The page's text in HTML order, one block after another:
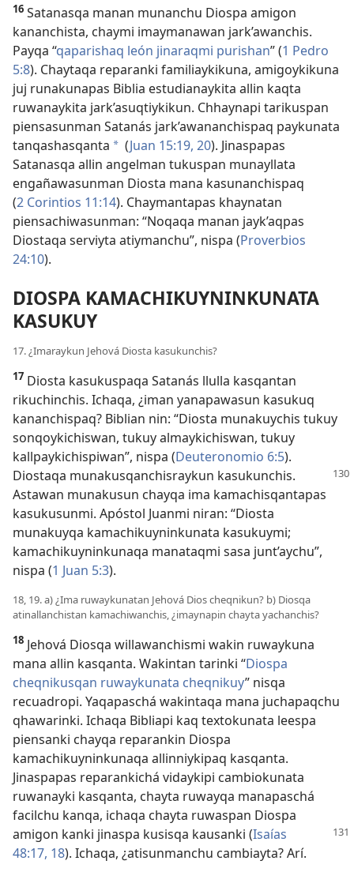
16 Satanasqa manan munanchu Diospa amigon
kananchista, chaymi imaymanawan jark’awanchis.
Payqa “qaparishaq león jinaraqmi purishan” (1 Pedro
5:8). Chaytaqa reparanki familiaykikuna, amigoykikuna
juj runakunapas Biblia estudianaykita allin kaqta
ruwanaykita jark’asuqtiykikun. Chhaynapi tarikuspan
piensasunman Satanás jark’awananchispaq paykunata
tanqashasqanta a (Juan 15:19, 20). Jinaspapas
Satanasqa allin angelman tukuspan munayllata
engañawasunman Diosta mana kasunanchispaq
(2 Corintios 11:14). Chaymantapas khaynatan
piensachiwasunman: “Noqaqa manan jayk’aqpas
Diostaqa serviyta atiymanchu”, nispa (Proverbios
24:10).
DIOSPA KAMACHIKUYNINKUNATA
KASUKUY
17. ¿Imaraykun Jehová Diosta kasukunchis?
17 Diosta kasukuspaqa Satanás llulla kasqantan
rikuchinchis. Ichaqa, ¿iman yanapawasun kasukuq
kananchispaq? Biblian nin: “Diosta munakuychis tukuy
sonqoykichiswan, tukuy almaykichiswan, tukuy
kallpaykichispiwan”, nispa (Deuteronomio 6:5).
Diostaqa munakusqanchisraykun kasukunchis.
Astawan munakusun chayqa ima kamachisqantapas
kasukusunmi. Apóstol Juanmi niran: “Diosta
munakuyqa kamachikuyninkunata kasukuymi;
kamachikuyninkunaqa manataqmi sasa junt’aychu”,
nispa (1 Juan 5:3).
18, 19. a) ¿Ima ruwaykunatan Jehová Dios cheqnikun? b) Diosqa
atinallanchistan kamachiwanchis, ¿imaynapin chayta yachanchis?
18 Jehová Diosqa willawanchismi wakin ruwaykuna
mana allin kasqanta. Wakintan tarinki “Diospa
cheqnikusqan ruwaykunata cheqnikuy” nisqa
recuadropi. Yaqapaschá wakintaqa mana juchapaqchu
qhawarinki. Ichaqa Bibliapi kaq textokunata leespa
piensanki chayqa reparankin Diospa
kamachikuyninkunaqa allinniykipaq kasqanta.
Jinaspapas reparankichá vidaykipi cambiokunata
ruwanayki kasqanta, chayta ruwayqa manapaschá
facilchu kanqa, ichaqa chayta ruwaspan Diospa
amigon kanki jinaspa kusisqa kausanki (Isaías
48:17, 18). Ichaqa, ¿atisunmanchu cambiayta? Arí.